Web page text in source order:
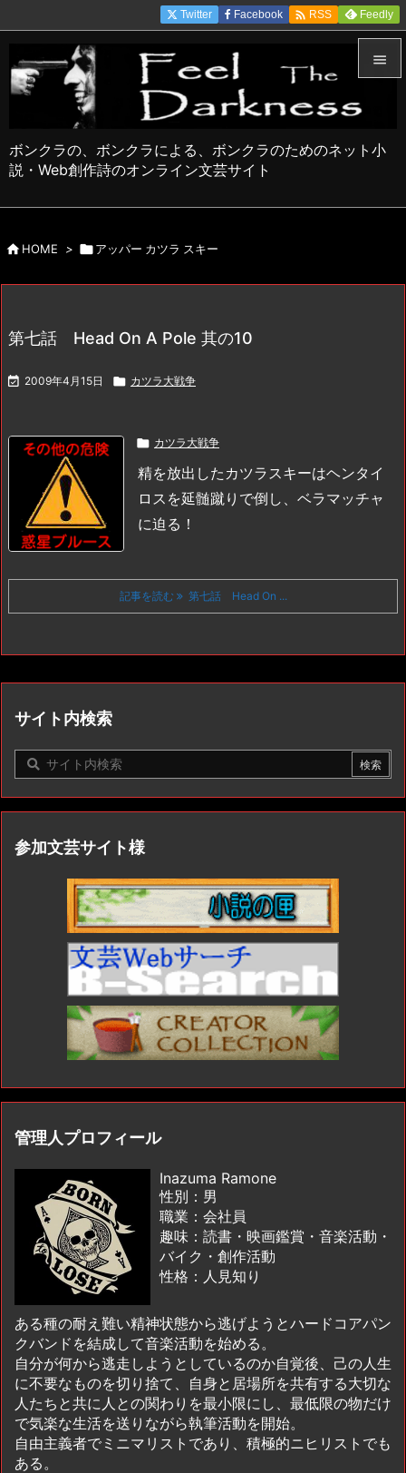
ボンクラの、ボンクラによる、ボンクラのためのネット小
説・Web創作詩のオンライン文芸サイト



Twitter Facebook  RSS Feedly
HOME > アッパー カツラ スキー
第七話 Head On A Pole 其の10
 2009年4月15日  カツラ大戦争
 カツラ大戦争
精を放出したカツラスキーはヘンタイ
ロスを延髄蹴りで倒し、ベラマッチャ
に迫る！
記事を読む 第七話 Head On ...
サイト内検索
参加文芸サイト様
管理人プロフィール
Inazuma Ramone
性別：男
職業：会社員
趣味：読書・映画鑑賞・音楽活動・
バイク・創作活動
性格：人見知り
ある種の耐え難い精神状態から逃げようとハードコアパン
クバンドを結成して音楽活動を始める。
自分が何から逃走しようとしているのか自覚後、己の人生
に不要なものを切り捨て、自身と居場所を共有する大切な
人たちと共に人との関わりを最小限にし、最低限の物だけ
で気楽な生活を送りながら執筆活動を開始。
自由主義者でミニマリストであり、積極的ニヒリストでも
ある。